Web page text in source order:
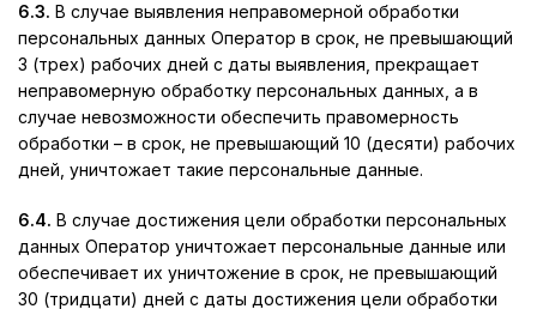
6.3. В случае выявления неправомерной обработки
персональных данных Оператор в срок, не превышающий
3 (трех) рабочих дней с даты выявления, прекращает
неправомерную обработку персональных данных, а в
случае невозможности обеспечить правомерность
обработки – в срок, не превышающий 10 (десяти) рабочих
дней, уничтожает такие персональные данные.
6.4. В случае достижения цели обработки персональных
данных Оператор уничтожает персональные данные или
обеспечивает их уничтожение в срок, не превышающий
30 (тридцати) дней с даты достижения цели обработки